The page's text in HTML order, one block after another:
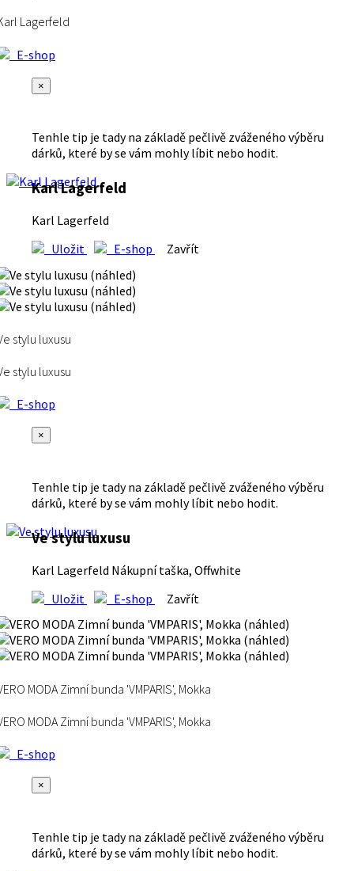
Lagerfeld
E-shop
×
Tenhle tip je tady na základě pečlivě zváženého výběru
dárků, které by se vám mohly líbit nebo hodit.
Karl Lagerfeld
Karl Lagerfeld
Uložit
E-shop Zavřít
stylu luxusu
stylu luxusu
E-shop
×
Tenhle tip je tady na základě pečlivě zváženého výběru
dárků, které by se vám mohly líbit nebo hodit.
Ve stylu luxusu
Karl Lagerfeld Nákupní taška, Offwhite
Uložit
E-shop Zavřít
MODA Zimní bunda 'VMPARIS', Mokka
MODA Zimní bunda 'VMPARIS', Mokka
E-shop
×
Tenhle tip je tady na základě pečlivě zváženého výběru
dárků, které by se vám mohly líbit nebo hodit.